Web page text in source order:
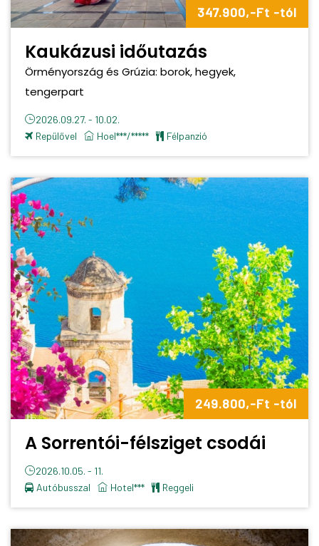
347.900,-Ft -tól
Kaukázusi időutazás
Örményország és Grúzia: borok, hegyek,
tengerpart
2026.09.27. - 10.02.
Repülővel
Hoel***/***** félpanzió
249.800,-Ft -tól
A Sorrentói-félsziget csodái
2026.10.05. - 11.
Autóbusszal
Hotel*** reggeli